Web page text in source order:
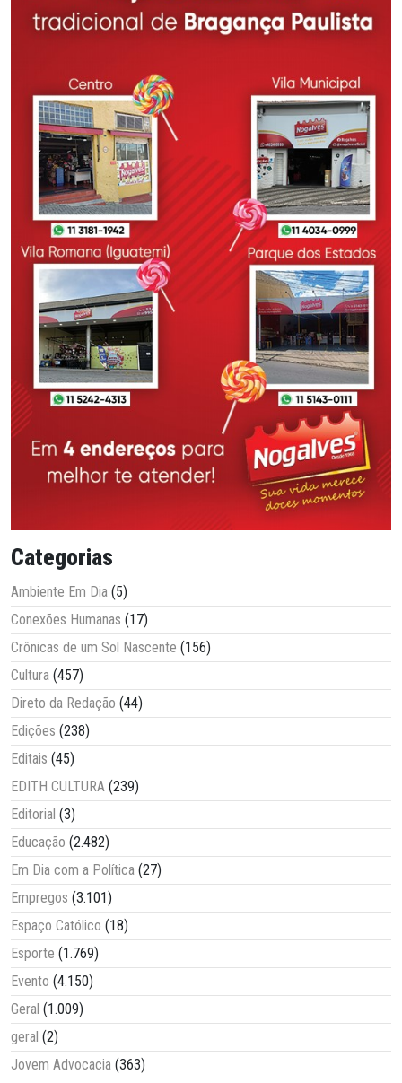
Categorias
Ambiente Em Dia (5)
Conexões Humanas (17)
Crônicas de um Sol Nascente (156)
Cultura (457)
Direto da Redação (44)
Edições (238)
Editais (45)
EDITH CULTURA (239)
Editorial (3)
Educação (2.482)
Em Dia com a Política (27)
Empregos (3.101)
Espaço Católico (18)
Esporte (1.769)
Evento (4.150)
Geral (1.009)
geral (2)
Jovem Advocacia (363)